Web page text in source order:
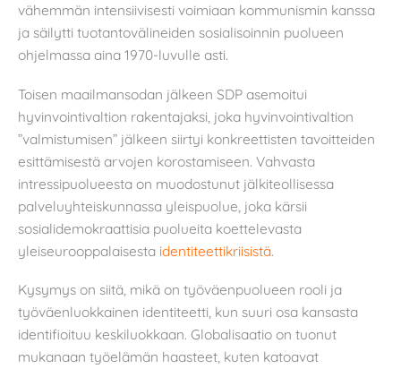
vähemmän intensiivisesti voimiaan kommunismin kanssa
ja säilytti tuotantovälineiden sosialisoinnin puolueen
ohjelmassa aina 1970-luvulle asti.
Toisen maailmansodan jälkeen SDP asemoitui
hyvinvointivaltion rakentajaksi, joka hyvinvointivaltion
”valmistumisen” jälkeen siirtyi konkreettisten tavoitteiden
esittämisestä arvojen korostamiseen. Vahvasta
intressipuolueesta on muodostunut jälkiteollisessa
palveluyhteiskunnassa yleispuolue, joka kärsii
sosialidemokraattisia puolueita koettelevasta
yleiseurooppalaisesta identiteettikriisistä.
Kysymys on siitä, mikä on työväenpuolueen rooli ja
työväenluokkainen identiteetti, kun suuri osa kansasta
identifioituu keskiluokkaan. Globalisaatio on tuonut
mukanaan työelämän haasteet, kuten katoavat